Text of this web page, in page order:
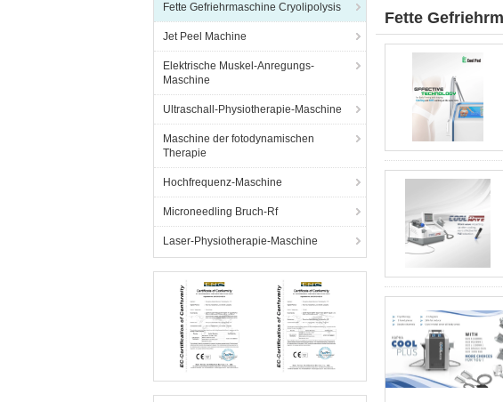
Fette Gefriehrmaschine Cryolipolysis
Jet Peel Machine
Elektrische Muskel-Anregungs-
Maschine
Ultraschall-Physiotherapie-Maschine
Maschine der fotodynamischen
Therapie
Hochfrequenz-Maschine
Microneedling Bruch-Rf
Laser-Physiotherapie-Maschine
Fette